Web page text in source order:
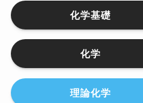
化学基礎
化学
理論化学